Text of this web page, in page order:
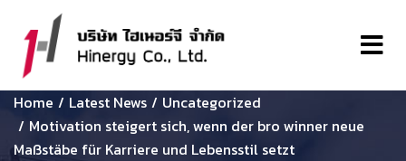
Home Latest News
Uncategorized
Motivation steigert sich, wenn der bro winner neue
Maßstäbe für Karriere und Lebensstil setzt